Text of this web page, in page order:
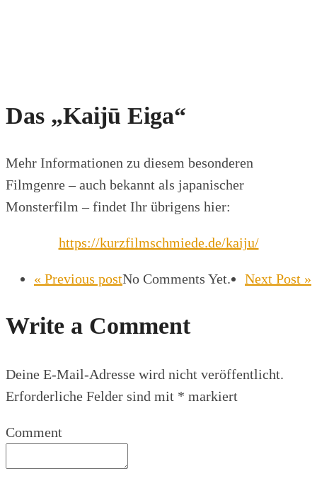
Das „Kaijū Eiga“
Mehr Informationen zu diesem besonderen
Filmgenre – auch bekannt als japanischer
Monsterfilm – findet Ihr übrigens hier:
https://kurzfilmschmiede.de/kaiju/
« Previous post Next Post »
No Comments Yet.
Write a Comment
Deine E-Mail-Adresse wird nicht veröffentlicht.
Erforderliche Felder sind mit * markiert
Comment